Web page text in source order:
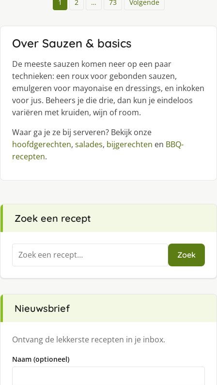
1 2 … 73 Volgende
Over Sauzen & basics
De meeste sauzen komen neer op een paar
technieken: een roux voor gebonden sauzen,
emulgeren voor mayonaise en dressings, en inkoken
voor jus. Beheers je die drie, dan kun je eindeloos
variëren met kruiden, wijn of room.
Waar ga je ze bij serveren? Bekijk onze
hoofdgerechten, salades, bijgerechten en BBQ-
recepten.
Zoek een recept
Zoeken
naar:
Zoek
Nieuwsbrief
Ontvang de lekkerste recepten in je inbox.
Naam (optioneel)